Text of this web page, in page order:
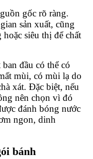
gốc rõ ràng.
sản xuất, cũng
siêu thị để chất
đầu có thể có
mùi, có mùi lạ do
xát. Đặc biệt, nếu
nên chọn vì đó
đánh bóng nước
ngon, dinh
bánh